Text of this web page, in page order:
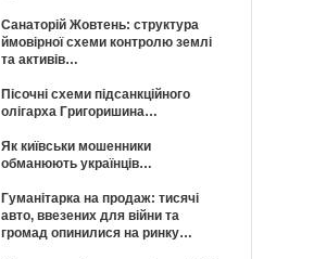
Санаторій Жовтень: структура
ймовірної схеми контролю землі
та активів…
Пісочні схеми підсанкційного
олігарха Григоришина…
Як київськи мошенники
обманюють українців…
Гуманітарка на продаж: тисячі
авто, ввезених для війни та
громад опинилися на ринку…